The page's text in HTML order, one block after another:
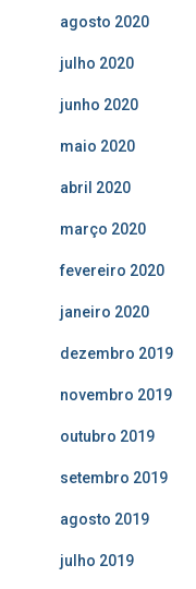
agosto 2020
julho 2020
junho 2020
maio 2020
abril 2020
março 2020
fevereiro 2020
janeiro 2020
dezembro 2019
novembro 2019
outubro 2019
setembro 2019
agosto 2019
julho 2019